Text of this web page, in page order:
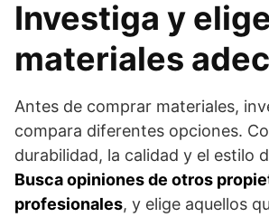
Investiga y
materiales
Antes de comprar materiales,
compara diferentes opciones.
durabilidad, la calidad y el estilo
Busca opiniones de otros
profesionales, y elige aquellos